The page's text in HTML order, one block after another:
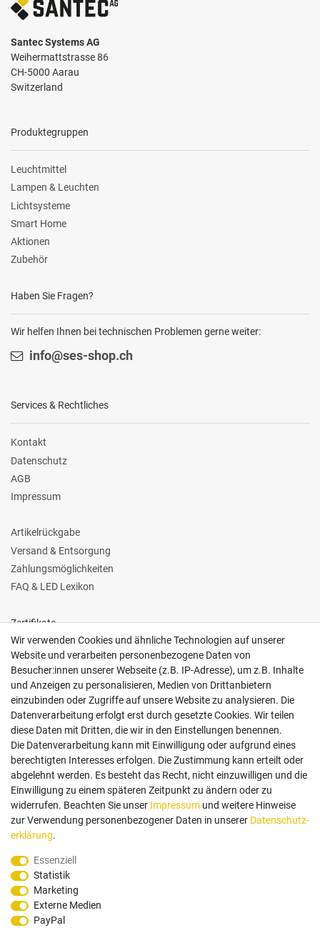
Santec Systems AG
Weihermattstrasse 86
CH-5000 Aarau
Switzerland
Produktegruppen
Leuchtmittel
Lampen & Leuchten
Lichtsysteme
Smart Home
Aktionen
Zubehör
Haben Sie Fragen?
Wir helfen Ihnen bei technischen Problemen gerne weiter:
info@ses-shop.ch
Services & Rechtliches
Kontakt
Datenschutz
AGB
Impressum
Artikelrückgabe
Versand & Entsorgung
Zahlungsmöglichkeiten
FAQ & LED Lexikon
Zertifikate
Zahlungsarten
Paypal
Versand Dienstleister
Wir verwenden Cookies und ähnliche Technologien auf unserer
Website und verarbeiten personenbezogene Daten von
Besucher:innen unserer Webseite (z.B. IP-Adresse), um z.B. Inhalte
und Anzeigen zu personalisieren, Medien von Drittanbietern
einzubinden oder Zugriffe auf unsere Website zu analysieren. Die
Datenverarbeitung erfolgt erst durch gesetzte Cookies. Wir teilen
diese Daten mit Dritten, die wir in den Einstellungen benennen.
Die Datenverarbeitung kann mit Einwilligung oder aufgrund eines
berechtigten Interesses erfolgen. Die Zustimmung kann erteilt oder
abgelehnt werden. Es besteht das Recht, nicht einzuwilligen und die
Einwilligung zu einem späteren Zeitpunkt zu ändern oder zu
widerrufen. Beachten Sie unser Impressum und weitere Hinweise
zur Verwendung personenbezogener Daten in unserer Daten­schutz­
erklärung.
Essenziell
Statistik
Marketing
Externe Medien
PayPal